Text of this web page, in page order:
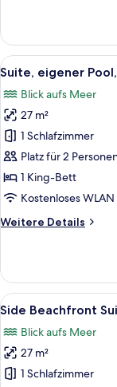
Suite
Alle
Fotos
für
Suite,
eigener
Pool,
Strandnähe
anzeigen
14
Suite, eigener
Blick aufs Meer
27 m²
1 Schlafzimmer
Platz für 2
1 King-Bett
Kostenloses WLAN
Weitere Details
Weitere
eigener
Pool,
Strandnähe
Alle
Fotos
für
Side
Beachfront
11
Side Beachfront
Blick aufs Meer
27 m²
1 Schlafzimmer